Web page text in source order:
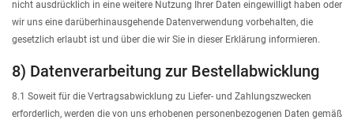
nicht ausdrücklich in eine weitere Nutzung Ihrer Daten eingewilligt haben oder
wir uns eine darüberhinausgehende Datenverwendung vorbehalten, die
gesetzlich erlaubt ist und über die wir Sie in dieser Erklärung informieren.
8) Datenverarbeitung zur Bestellabwicklung
8.1 Soweit für die Vertragsabwicklung zu Liefer- und Zahlungszwecken
erforderlich, werden die von uns erhobenen personenbezogenen Daten gemäß